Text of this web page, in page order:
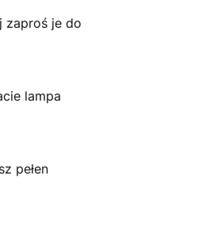
zaproś je do
lampa
pełen